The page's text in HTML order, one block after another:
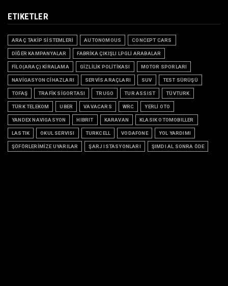
ETIKETLER
ARAÇ TAKİP SİSTEMLERİ AUTONOMOUS CONCEPT CARS
DİĞER KAMPANYALAR FABRİKA ÇIKIŞLI LPGLİ ARABALAR
FİLO(ARAÇ) KİRALAMA GİZLİLİK POLİTİKASI MOTOR SPORLARI
NAVİGASYON CİHAZLARI SERVİS ARAÇLARI SUV TEST SÜRÜŞÜ
TOFAŞ TRAFİK SİGORTASI TRUGO TUR ASSIST TÜVTURK
TÜRK TELEKOM UBER VAVACARS WRC YERLİ OTO
YANDEX NAVIGASYON HIBRIT KARAVAN KLASIK OTOMOBILLER
LASTIK OKUL SERVISI TURKCELL VODAFONE YOL YARDIMI
ŞÖFÖRLERİMİZE UYARILAR ŞARJ ISTASYONLARI ŞIMDI AL SONRA ÖDE